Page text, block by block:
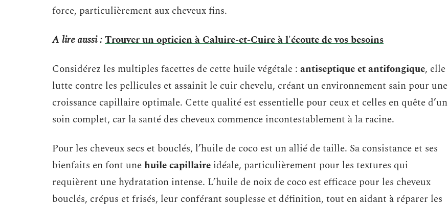
force, particulièrement aux cheveux fins.
A lire aussi :Trouver un opticien à Caluire-et-Cuire à l'écoute de vos besoins
Considérez les multiples facettes de cette huile végétale : antiseptique et antifongique, elle
lutte contre les pellicules et assainit le cuir chevelu, créant un environnement sain pour une
croissance capillaire optimale. Cette qualité est essentielle pour ceux et celles en quête d’un
soin complet, car la santé des cheveux commence incontestablement à la racine.
Pour les cheveux secs et bouclés, l’huile de coco est un allié de taille. Sa consistance et ses
bienfaits en font unehuile capillaire idéale, particulièrement pour les textures qui
requièrent une hydratation intense. L’huile de noix de coco est efficace pour les cheveux
bouclés, crépus et frisés, leur conférant souplesse et définition, tout en aidant à réparer les